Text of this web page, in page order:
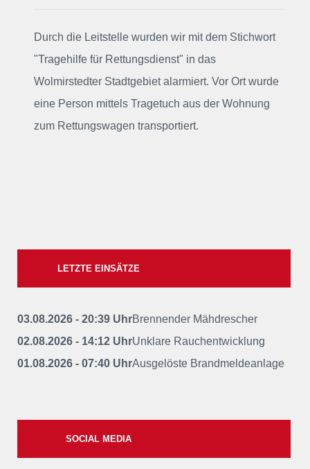
Durch die Leitstelle wurden wir mit dem Stichwort
"Tragehilfe für Rettungsdienst" in das
Wolmirstedter Stadtgebiet alarmiert. Vor Ort wurde
eine Person mittels Tragetuch aus der Wohnung
zum Rettungswagen transportiert.
LETZTE EINSÄTZE
03.08.2026 - 20:39 UhrBrennender Mähdrescher
02.08.2026 - 14:12 UhrUnklare Rauchentwicklung
01.08.2026 - 07:40 UhrAusgelöste Brandmeldeanlage
SOCIAL MEDIA